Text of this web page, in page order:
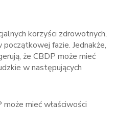
korzyści zdrowotnych,
początkowej fazie. Jednakże,
że CBDP może mieć
w następujących
może mieć właściwości